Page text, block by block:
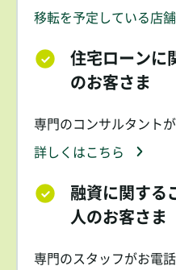
移転を予定している店
住宅ローンに
のお客さま
専門のコンサルタント
詳しくはこちら
融資に関する
人のお客さま
専門のスタッフがお電